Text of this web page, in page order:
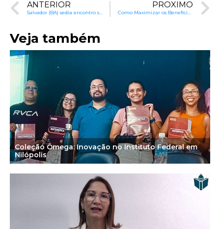
ANTERIOR
Salvador (BA) sedia encontro sobre desenvolvimento infantil
PRÓXIMO
Como Maximizar os Benefícios da Pré-Escola no Brasil
Veja também
Coleção Ômega: Inovação no Instituto Federal em
Nilópolis